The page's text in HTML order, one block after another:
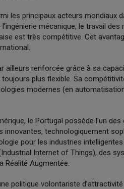
les principaux acteurs mondiaux
l'ingénierie mécanique, le travail
est très compétitive. Cet
ailleurs renforcée grâce à sa
plus flexible. Sa
modernes (en
le Portugal possède l'un
innovantes, technologiquement
pour les industries
Internet of Things), des
Réalité Augmentée.
politique volontariste